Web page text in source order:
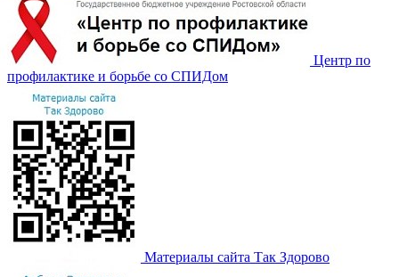
Центр по
профилактике и борьбе со СПИДом
Материалы сайта Так Здорово